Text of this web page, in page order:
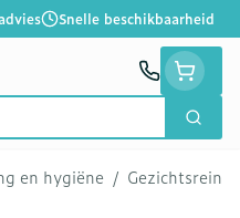
Snelle beschikbaarheid
Zoek
en hygiëne /